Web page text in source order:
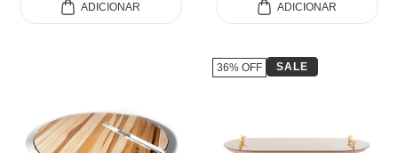
ADICIONAR ADICIONAR
36% OFF SALE